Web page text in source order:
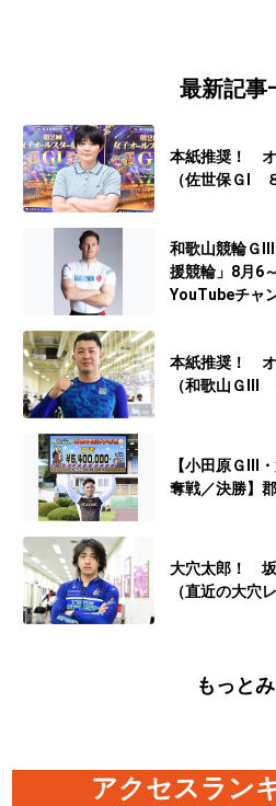
最新記事
本紙推奨！
（佐世保ＧⅠ
和歌山競輪Ｇ
援競輪」8月6
YouTubeチャ
本紙推奨！
（和歌山ＧⅢ
【小田原ＧⅢ
奪戦／決勝】
大穴太郎！
（直近の大穴
もっと
アクセスラン